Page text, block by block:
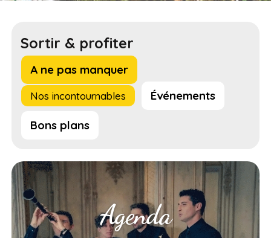
Sortir & profiter
A ne pas manquer
Nos incontournables Événements
Bons plans
Agenda